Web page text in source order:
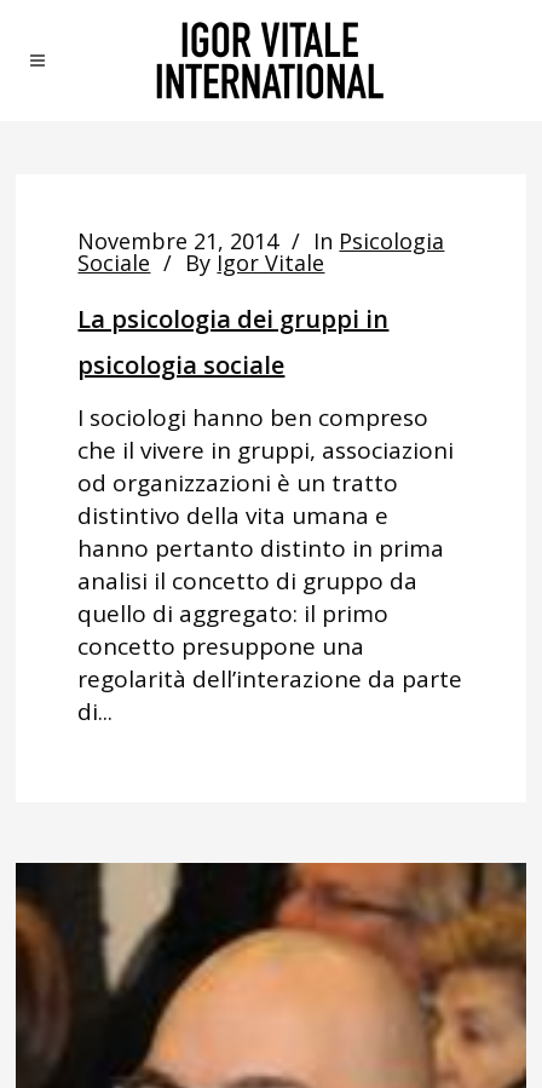
Novembre 21, 2014 In Psicologia
Sociale By Igor Vitale
La psicologia dei gruppi in
psicologia sociale
I sociologi hanno ben compreso
che il vivere in gruppi, associazioni
od organizzazioni è un tratto
distintivo della vita umana e
hanno pertanto distinto in prima
analisi il concetto di gruppo da
quello di aggregato: il primo
concetto presuppone una
regolarità dell’interazione da parte
di...